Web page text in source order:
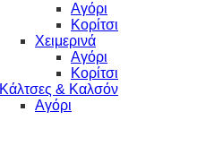
Αγόρι
Κορίτσι
Χειμερινά
Αγόρι
Κορίτσι
Κάλτσες & Καλσόν
Αγόρι